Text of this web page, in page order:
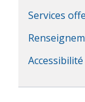
Services
Accessibilité